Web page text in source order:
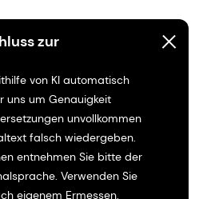
zur
von KI automatisch
uns um Genauigkeit
unvollkommen
falsch wiedergeben.
entnehmen Sie bitte der
Verwenden Sie
eigenem Ermessen.